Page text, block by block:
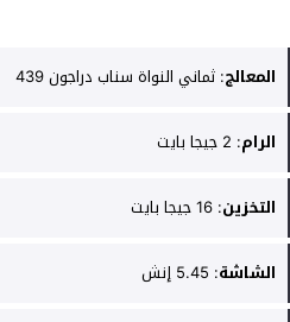
المعالج: ثماني النواة سناب دراجون 439
الرام: 2 جيجا بايت
التخزين: 16 جيجا بايت
الشاشة: 5.45 إنش